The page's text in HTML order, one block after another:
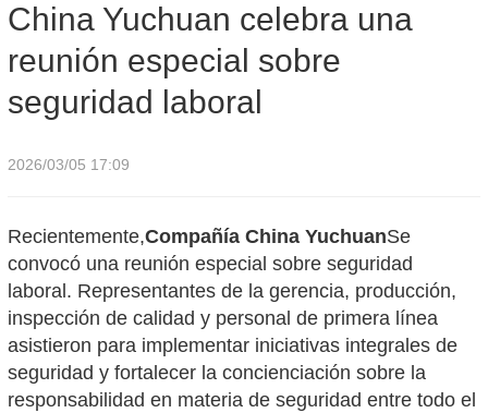
China Yuchuan celebra una
reunión especial sobre
seguridad laboral
2026/03/05 17:09
Recientemente,Compañía China YuchuanSe
convocó una reunión especial sobre seguridad
laboral. Representantes de la gerencia, producción,
inspección de calidad y personal de primera línea
asistieron para implementar iniciativas integrales de
seguridad y fortalecer la concienciación sobre la
responsabilidad en materia de seguridad entre todo el